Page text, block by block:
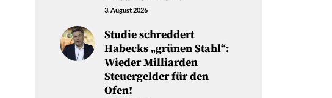
3. August 2026
Studie schreddert
Habecks „grünen Stahl“:
Wieder Milliarden
Steuergelder für den
Ofen!